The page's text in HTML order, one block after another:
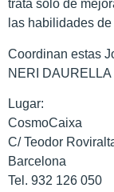
trata sólo de
las habilidades
Coordinan estas
NERI DAURELLA
Lugar:
CosmoCaixa
C/ Teodor
Barcelona
Tel. 932 126 050